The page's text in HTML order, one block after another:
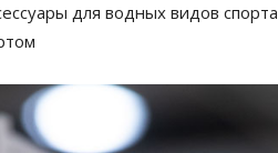
для водных видов спорта